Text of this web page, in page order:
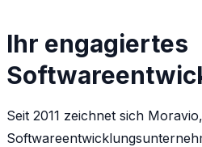
Ihr engagiertes
Seit 2011 zeichnet sich